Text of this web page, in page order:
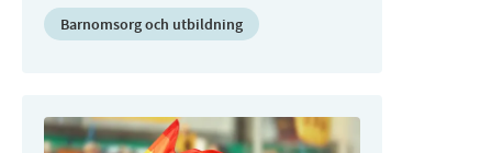
Barnomsorg och utbildning